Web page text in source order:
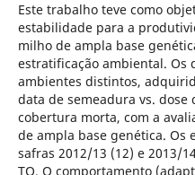
Este trabalho teve como
estabilidade para a
milho de ampla base
estratificação ambiental. Os
ambientes distintos,
data de semeadura vs.
cobertura morta, com a
de ampla base genética. Os
safras 2012/13 (12) e 2013/
TO. O comportamento